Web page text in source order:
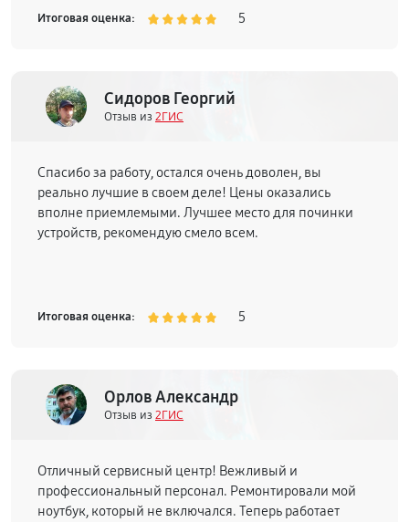
Итоговая оценка: 5
Сидоров Георгий
Отзыв из 2ГИС
Спасибо за работу, остался очень доволен, вы
реально лучшие в своем деле! Цены оказались
вполне приемлемыми. Лучшее место для починки
устройств, рекомендую смело всем.
Итоговая оценка: 5
Орлов Александр
Отзыв из 2ГИС
Отличный сервисный центр! Вежливый и
профессиональный персонал. Ремонтировали мой
ноутбук, который не включался. Теперь работает